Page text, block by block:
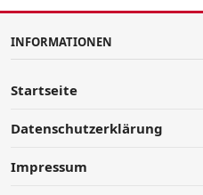
INFORMATIONEN
Startseite
Datenschutzerklärung
Impressum